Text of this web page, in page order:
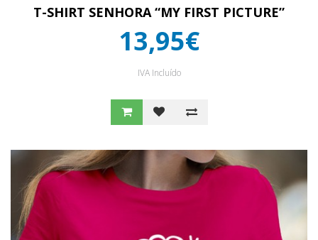
T-SHIRT SENHORA “MY FIRST PICTURE”
13,95€
IVA Incluído